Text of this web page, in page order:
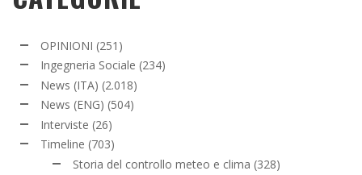
OPINIONI (251)
Ingegneria Sociale (234)
News (ITA) (2.018)
News (ENG) (504)
Interviste (26)
Timeline (703)
Storia del controllo meteo e clima (328)